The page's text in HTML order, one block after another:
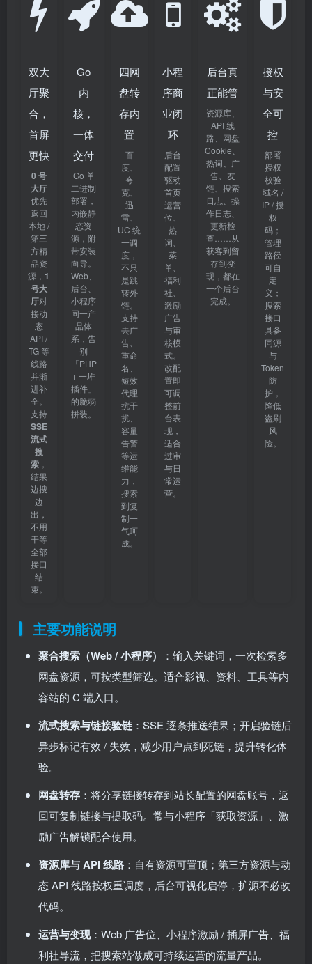
双大
厅聚
合，
首屏
更快
0 号
大厅
优先
返回
本地 /
第三
方精
品资
源， 1
号大
厅对
接动
态
API /
TG 等
线路
并渐
进补
全。
支持
SSE
流式
搜
索，
结果
边搜
边
出，
不用
干等
全部
接口
结
束。
Go
内
核，
一体
交付
Go 单
二进制
部署，
内嵌静
态资
源，附
带安装
向导。
Web、
后台、
小程序
同一产
品体
系，告
别
「PHP
+ 一堆
插件」
的脆弱
拼装。
四网
盘转
存内
置
百
度、
夸
克、
迅
雷、
UC 统
一调
度，
不只
是跳
转外
链。
支持
去广
告、
重命
名、
短效
代理
抗干
扰、
容量
告警
等运
维能
力，
搜索
到复
制一
气呵
成。
小程
序商
业闭
环
后台
配置
驱动
首页
运营
位、
热
词、
菜
单、
福利
社、
激励
广告
与审
核模
式。
改配
置即
可调
整前
台表
现，
适合
过审
与日
常运
营。
后台真
正能管
资源库、
API 线
路、网盘
Cookie、
热词、广
告、友
链、搜索
日志、操
作日志、
更新检
查……从
获客到留
存到变
现，都在
一个后台
完成。
授权
与安
全可
控
部署
授权
校验
域名 /
IP / 授
权
码；
管理
路径
可自
定
义；
搜索
接口
具备
同源
与
Token
防
护，
降低
盗刷
风
险。
主要功能说明
聚合搜索（Web / 小程序）
：输入关键词，一次检索多
网盘资源，可按类型筛选。适合影视、资料、工具等内
容站的 C 端入口。
流式搜索与链接验链 ：SSE 逐条推送结果；开启验链后
异步标记有效 / 失效，减少用户点到死链，提升转化体
验。
网盘转存 ：将分享链接转存到站长配置的网盘账号，返
回可复制链接与提取码。常与小程序「获取资源」、激
励广告解锁配合使用。
资源库与 API 线路 ：自有资源可置顶；第三方资源与动
态 API 线路按权重调度，后台可视化启停，扩源不必改
代码。
运营与变现：Web 广告位、小程序激励 / 插屏广告、福
利社导流，把搜索站做成可持续运营的流量产品。